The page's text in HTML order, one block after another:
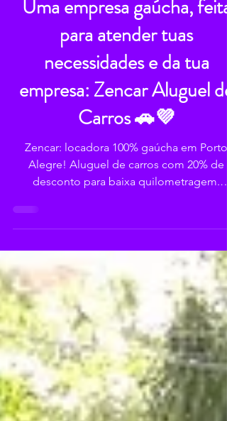
2 min de leitura
Uma empresa gaúcha, feita
para atender tuas
necessidades e da tua
empresa: Zencar Aluguel de
Carros 🚗💜
Zencar: locadora 100% gaúcha em Porto
Alegre! Aluguel de carros com 20% de
desconto para baixa quilometragem.
Escolhe local, escolhe Zencar